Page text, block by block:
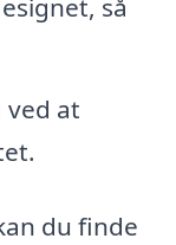
så
at
du finde